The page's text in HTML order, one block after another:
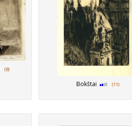
(9)
Bokštai (11)